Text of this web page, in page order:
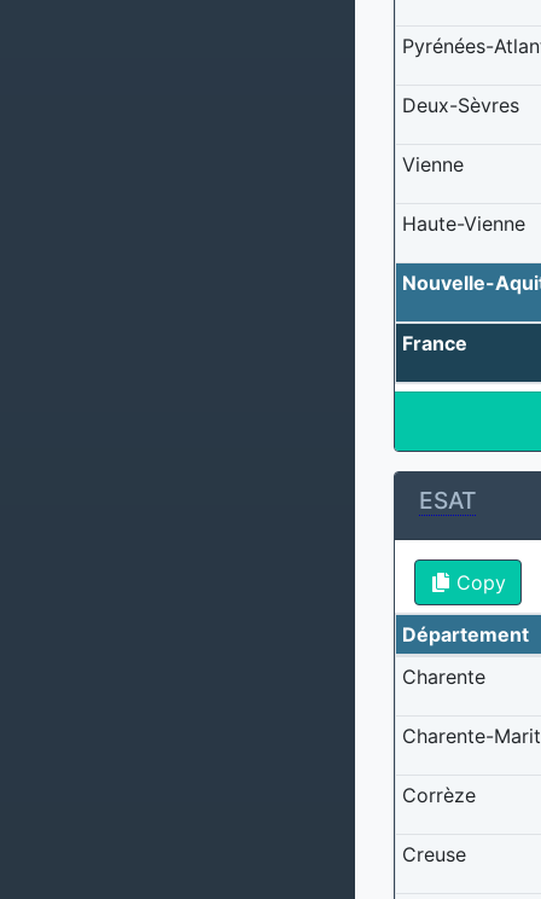
Pyrénées-
Deux-Sèvres
Vienne
Haute-Vienne
Nouvelle-
France
ESAT
Copy
Département
Charente
Charente-
Corrèze
Creuse